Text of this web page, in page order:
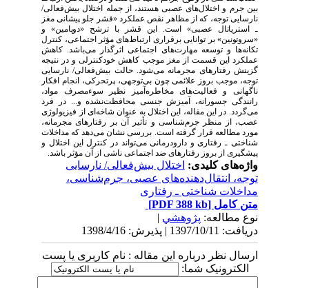
بین جرم و اختلال‌های عصبی هستند، از جمله اختلال بیش‌فعالی/
نارسایی توجه، که از مظاهر نقص عملکرد «قشر جلوپیشانی مغز
ـ استریاتال عصبی» است. این قشر با ترشح «دوپامین» و
«سروتونین» بر توانایی برقراری ارتباط‌های مؤثر اجتماعی، کنترل
تکانه‌ها و توسعه مهارت‌های اجتماعی اثرگذار می‌باشد. کاهش
عملکرد این قسمت از مغز موجب کاهش خودکنترلی و در نتیجه
گزینش رفتارهای مجرمانه می‌شود. حالت بیش‌فعالی/ نارسایی
توجه، موجب بروز علائمی چون بی‌توجهی، پرتحرکی، انجام افکار
ناگهانی و فعالیت‌های مخاطره‌آمیز نظیر سوءمصرف مواد،
رانندگی جسورانه، آمیزش جنسی محافظت‌نشده و... در فرد
می‌گردد. در این مقاله، این اختلال به عنوان شاخه‌ای از فیزیولوژی
عصب، از منظر جرم‌شناسی و تأثیر آن بر رفتارهای مجرمانه،
مورد مطالعه قرار گرفته است. بررسی نشان می‌دهد که مداخلات
شناختی ـ رفتاری و دارودرمانی می‌تواند در کنترل این اختلال و
پیشگیری از بروز رفتارهای ضد اجتماعی ناشی از آن مؤثر باشد.
واژه‌های کلیدی:اختلال بیش‌فعالی/ نارسایی
توجه، انتقال‌دهنده‌های عصبی، جرم‌شناسی،
مداخلات شناختی ـ رفتاری
متن کامل[PDF 388 kb]
نوع مطالعه:پژوهشي|
دریافت: 1397/10/11 | پذیرش: 1398/4/16
ارسال نظر درباره این مقاله : نام کاربری یا پست
الکترونیک شما: